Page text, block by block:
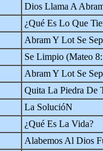
Dios Llama A
¿Qué Es Lo Que
Abram Y Lot Se
Se Limpio (Mateo
Abram Y Lot Se
Quita La Piedra De
La SolucióN
¿Qué Es La Vida?
Alabemos Al Dios